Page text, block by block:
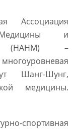
Ассоциация
и
(НАНМ) –
Шанг-Шунг,
медицины.
спортивная